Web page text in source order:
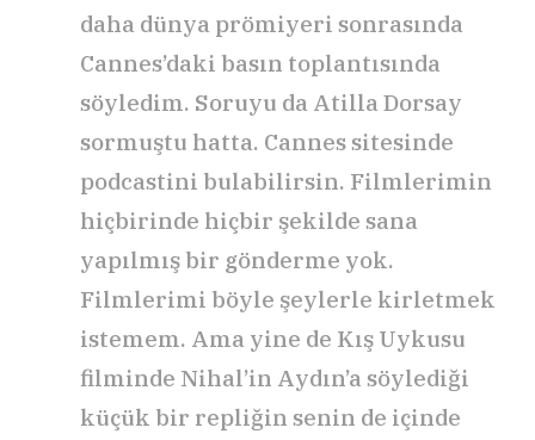
daha dünya prömiyeri sonrasında
Cannes’daki basın toplantısında
söyledim. Soruyu da Atilla Dorsay
sormuştu hatta. Cannes sitesinde
podcastini bulabilirsin. Filmlerimin
hiçbirinde hiçbir şekilde sana
yapılmış bir gönderme yok.
Filmlerimi böyle şeylerle kirletmek
istemem. Ama yine de Kış Uykusu
filminde Nihal’in Aydın’a söylediği
küçük bir repliğin senin de içinde